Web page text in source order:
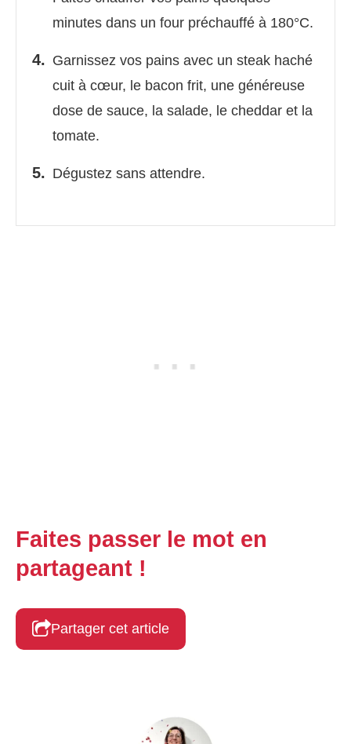
minutes dans un four préchauffé à 180°C.
Garnissez vos pains avec un steak haché
cuit à cœur, le bacon frit, une généreuse
dose de sauce, la salade, le cheddar et la
tomate.
Dégustez sans attendre.
Faites passer le mot en
partageant !
Partager cet article